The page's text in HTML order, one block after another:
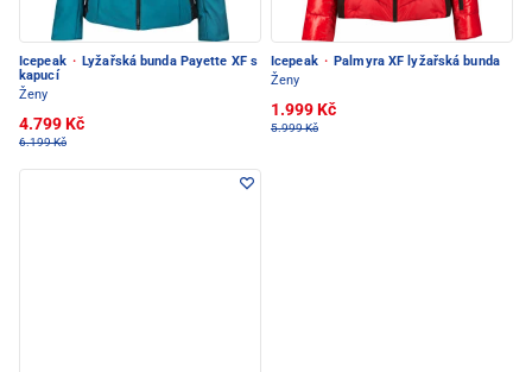
Icepeak · Lyžařská bunda Payette XF s
kapucí
Ženy
4.799 Kč
6.199 Kč
Icepeak · Palmyra XF lyžařská bunda
Ženy
1.999 Kč
5.999 Kč